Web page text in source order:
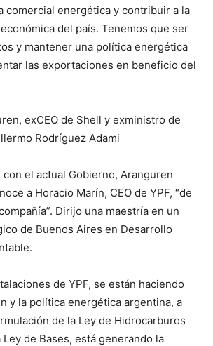
comercial energética y contribuir a la
del país. Tenemos que ser
y mantener una política energética
las exportaciones en beneficio del
exCEO de Shell y exministro de
Rodríguez Adami
el actual Gobierno, Aranguren
a Horacio Marín, CEO de YPF, “de
Dirijo una maestría en un
de Buenos Aires en Desarrollo
de YPF, se están haciendo
y la política energética argentina, a
de la Ley de Hidrocarburos
de Bases, está generando la